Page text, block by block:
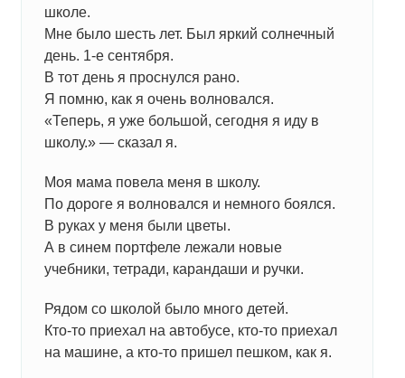
школе.
Мне было шесть лет. Был яркий солнечный
день. 1-е сентября.
В тот день я проснулся рано.
Я помню, как я очень волновался.
«Теперь, я уже большой, сегодня я иду в
школу.» — сказал я.
Моя мама повела меня в школу.
По дороге я волновался и немного боялся.
В руках у меня были цветы.
А в синем портфеле лежали новые
учебники, тетради, карандаши и ручки.
Рядом со школой было много детей.
Кто-то приехал на автобусе, кто-то приехал
на машине, а кто-то пришел пешком, как я.